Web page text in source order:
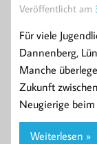
Veröffentlicht am
Für viele
Dannenberg,
Manche
Zukunft
Neugierige
Weiterlesen »